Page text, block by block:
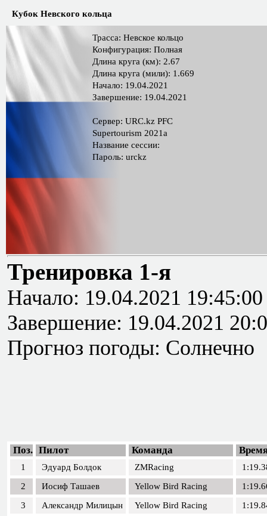
Кубок Невского кольца
Трасса: Невское кольцо
Конфигурация: Полная
Длина круга (км): 2.67
Длина круга (мили): 1.669
Начало: 19.04.2021
Завершение: 19.04.2021
Сервер: URC.kz PFC
Supertourism 2021a
Название сессии:
Пароль: urckz
Тренировка 1-я
Начало: 19.04.2021 19:45:00
Завершение: 19.04.2021
Прогноз погоды: Солнечно
Поз. Пилот Команда
1 Эдуард Болдок ZMRacing
2
Иосиф Ташаев Yellow Bird Racing
3
Александр Милицын Yellow Bird Racing